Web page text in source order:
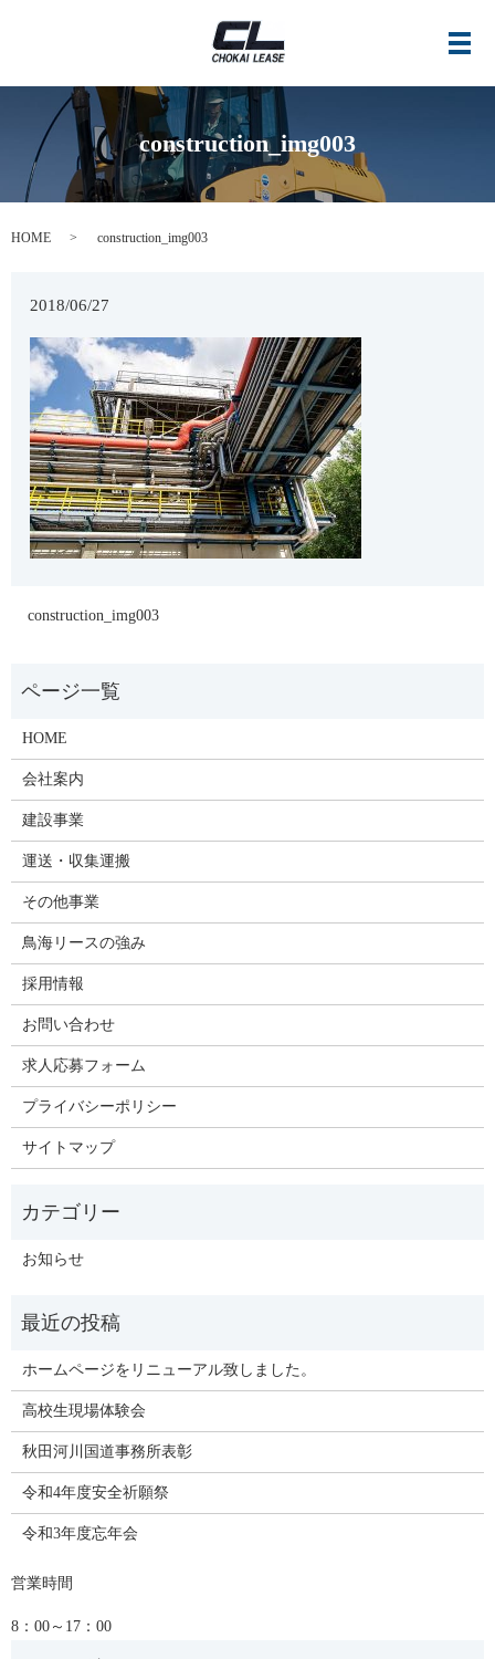
メ
construction_img003
HOME construction_img003
2018/06/27
construction_img003
HOME
会社案内
建設事業
運送・収集運搬
その他事業
鳥海リースの強み
採用情報
お問い合わせ
求人応募フォーム
プライバシーポリシー
サイトマップ
お知らせ
ホームページをリニューアル致しました。
高校生現場体験会
秋田河川国道事務所表彰
令和4年度安全祈願祭
令和3年度忘年会
営業時間
8：00～17：00